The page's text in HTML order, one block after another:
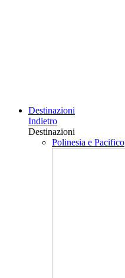
Destinazioni
Indietro
Destinazioni
Polinesia e Pacifico